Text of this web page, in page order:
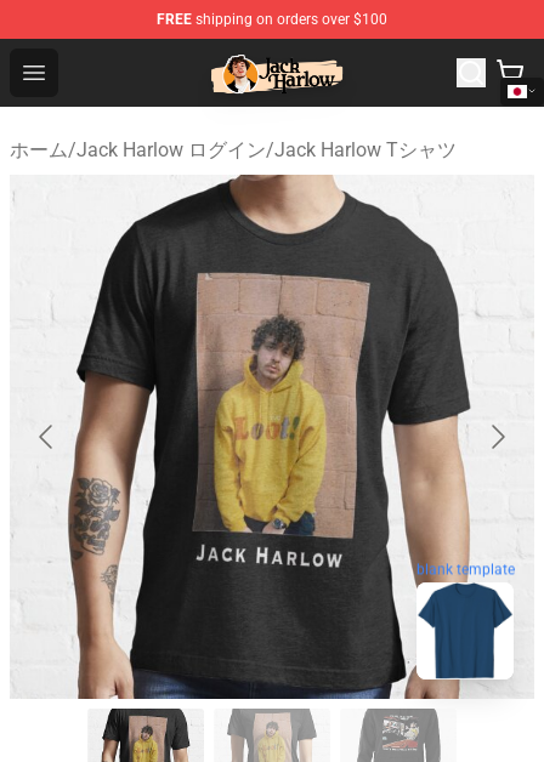
FREE shipping on orders over $100
Open menu
Jack Harlow Shop - Official Jack Harlow Merchandise
ホーム/Jack Harlow ログイン/Jack Harlow Tシャツ
blank template